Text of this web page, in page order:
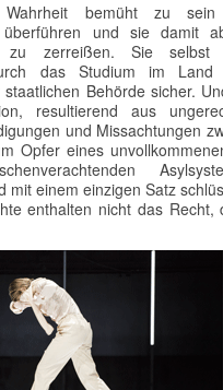
bemüht zu
und sie damit
zerreißen. Sie selbst
das Studium im
Behörde sicher.
resultierend aus
und Missachtungen
Opfer eines
mit einem einzigen Satz
enthalten nicht das Recht,